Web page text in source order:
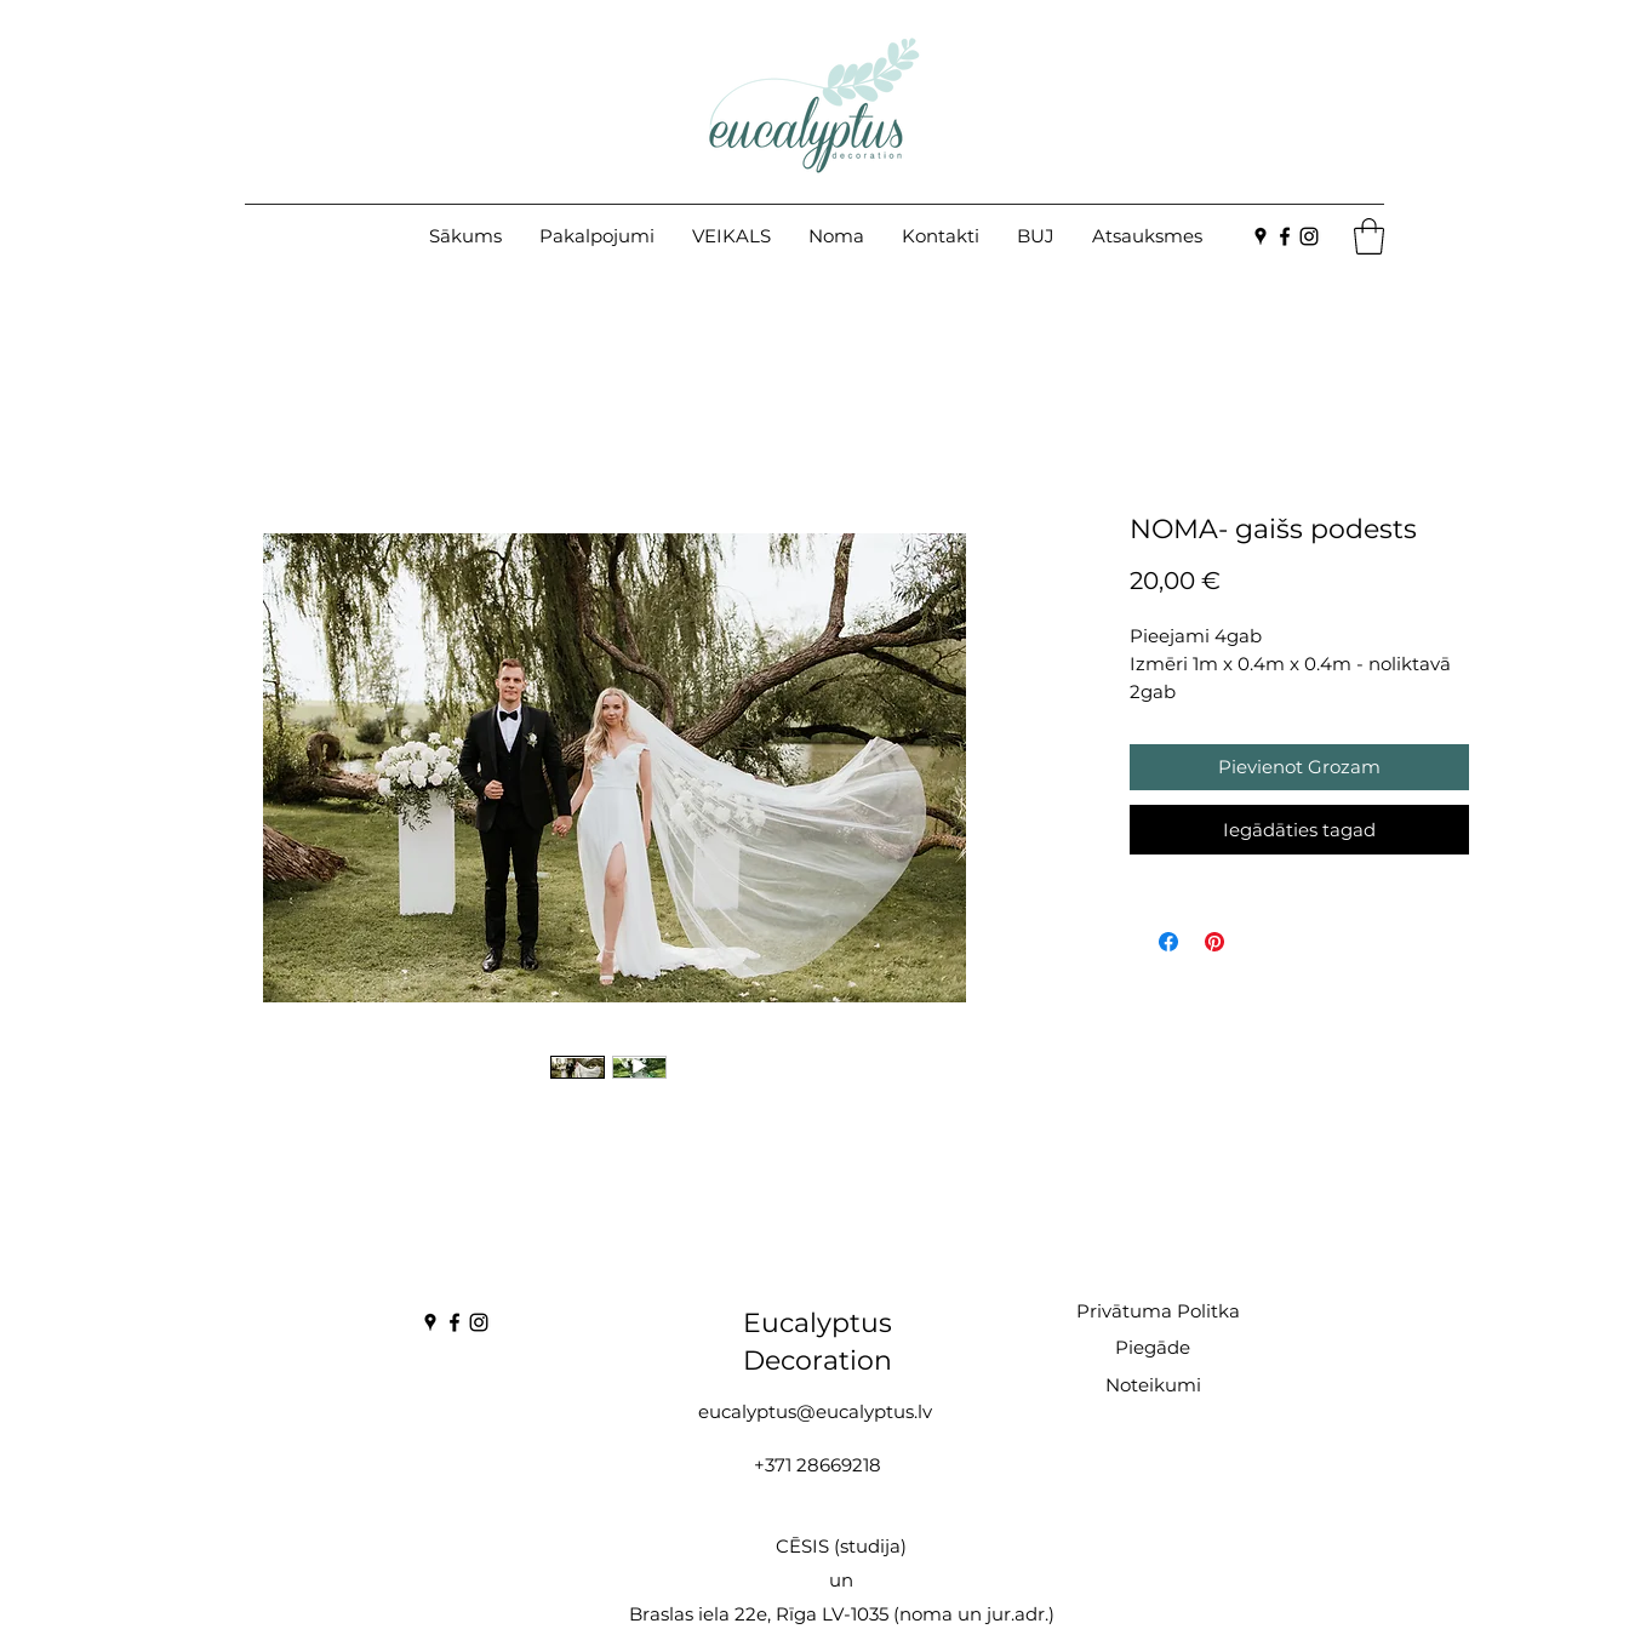
Sākums Pakalpojumi VEIKALS Noma Kontakti BUJ Atsauksmes
NOMA- gaišs podests
20,00 €
Pieejami 4gab
Izmēri 1m x 0.4m x 0.4m - noliktavā
2gab
Pievienot Grozam
Iegādāties tagad
Eucalyptus
Decoration
eucalyptus@eucalyptus.lv
Privātuma Politka
Piegāde
Noteikumi
+371 28669218
CĒSIS (studija)
un
Braslas iela 22e, Rīga LV-1035 (noma un jur.adr.)